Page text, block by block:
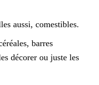
aussi, comestibles.
barres
décorer ou juste les